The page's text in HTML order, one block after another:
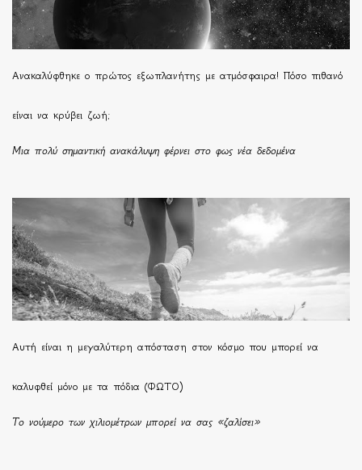
Ανακαλύφθηκε ο πρώτος εξωπλανήτης με ατμόσφαιρα! Πόσο πιθανό
είναι να κρύβει ζωή;
Μια πολύ σημαντική ανακάλυψη φέρνει στο φως νέα δεδομένα
Αυτή είναι η μεγαλύτερη απόσταση στον κόσμο που μπορεί να
καλυφθεί μόνο με τα πόδια (ΦΩΤΟ)
Το νούμερο των χιλιομέτρων μπορεί να σας «ζαλίσει»